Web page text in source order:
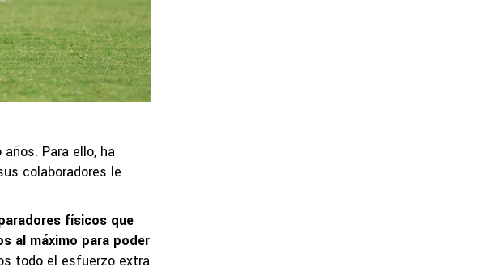
Para ello, ha
colaboradores le
físicos que
al máximo para poder
todo el esfuerzo extra